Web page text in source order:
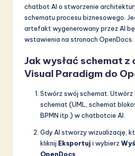
chatbot AI o stworzenie
schematu procesu biznesowego.
artefakt wygenerowany przez AI
wstawienia na stronach OpenDocs.
Jak wysłać schemat z
Visual Paradigm do
Stwórz swój schemat. Utwórz
schemat (UML, schemat
BPMN itp.) w chatbotcie AI.
Gdy AI stworzy wizualizację,
kliknij Eksportuj i wybierz
OpenDocs